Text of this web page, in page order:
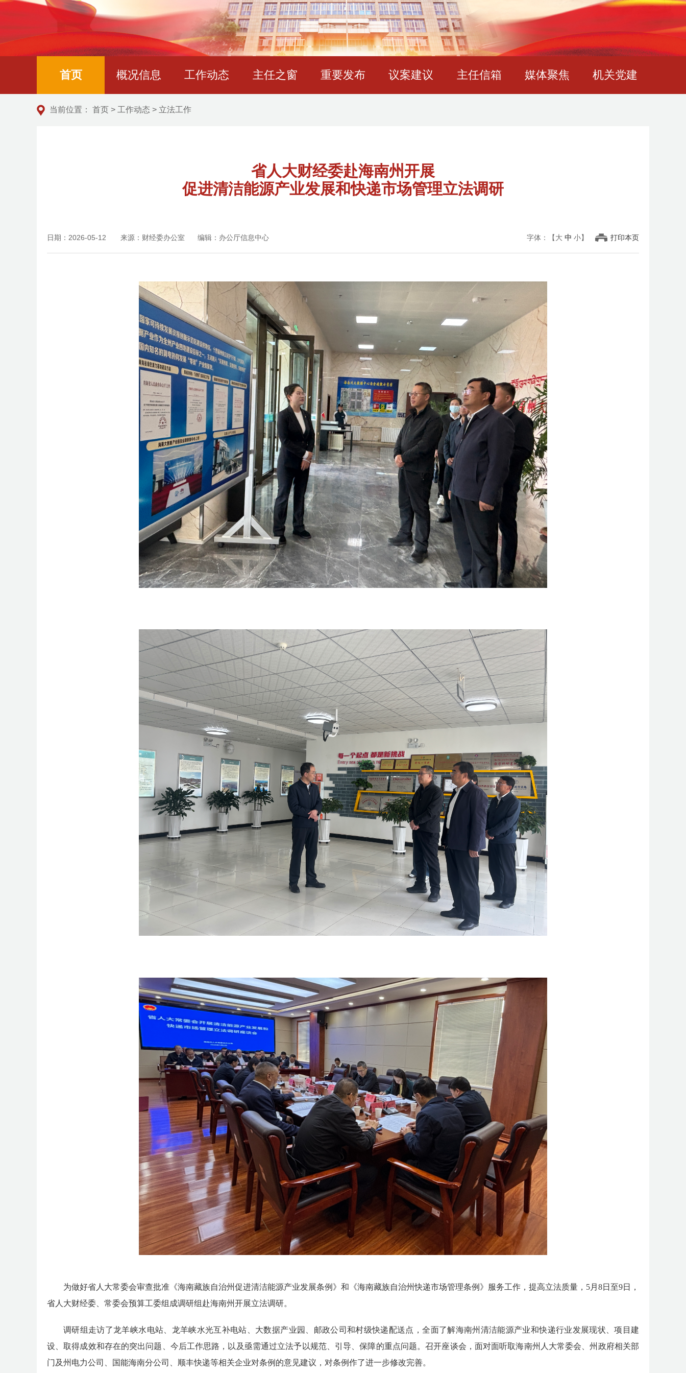
首页 概况信息 工作动态 主任之窗 重要发布 议案建议 主任信箱 媒体聚焦 机关党建
当前位置： 首页 > 工作动态 > 立法工作
省人大财经委赴海南州开展
促进清洁能源产业发展和快递市场管理立法调研
日期：2026-05-12 来源：财经委办公室 编辑：办公厅信息中心 字体：【大 中 小】 打印本页
为做好省人大常委会审查批准《海南藏族自治州促进清洁能源产业发展条例》和《海南藏族自治州快递市场管理条例》服务工作， 提高立法质量， 5月 8日至9日，
省人大财经委、常委会预算工委组成调研组 赴海南州开展立法调研。
调研组走访了龙羊峡水电站、龙羊峡水光互补电站、大数据产业园、邮政公司和村级快递配送点 ，全面了解海南州 清洁能源产业和快递行业发展现状、项目建
设、取得成效和存在的突出问题、今后工作思路， 以及 亟需通过立法予以规范、引导、保障的重点问题。召开座谈会， 面对面听取海南州人大常委会、州政府相关部
门及州电力公司、国能海南分公司、顺丰快递等相关企业对条例的意见建议 ， 对条例作了进一步修改完善。